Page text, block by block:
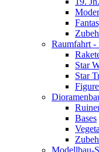
Raumfahrt -
Star
Star
Bases
Modellbau-